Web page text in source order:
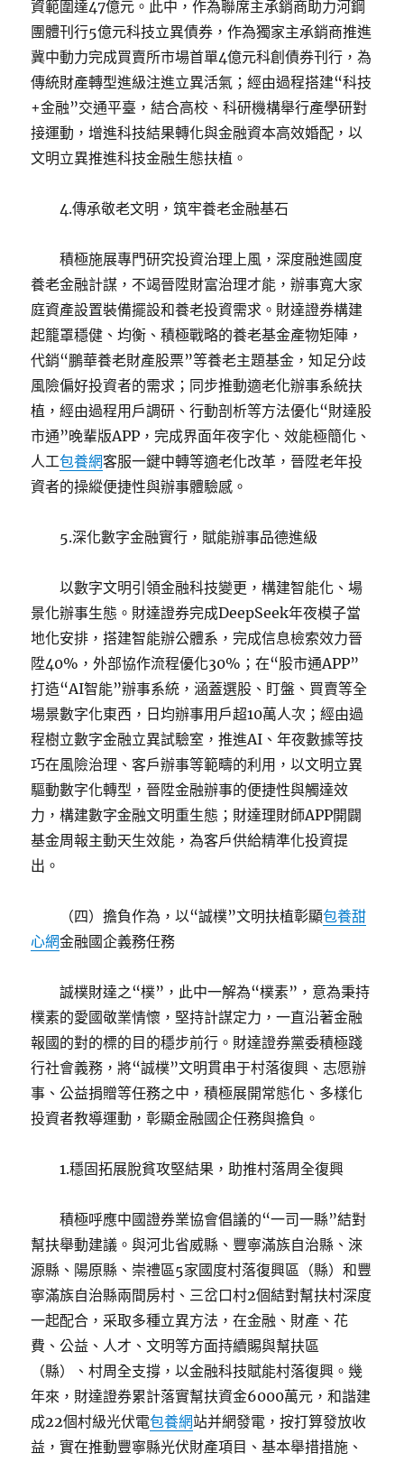
資範圍達47億元。此中，作為聯席主承銷商助力河鋼
團體刊行5億元科技立異債券，作為獨家主承銷商推進
冀中動力完成買賣所市場首單4億元科創債券刊行，為
傳統財產轉型進級注進立異活氣；經由過程搭建“科技
+金融”交通平臺，結合高校、科研機構舉行產學研對
接運動，增進科技結果轉化與金融資本高效婚配，以
文明立異推進科技金融生態扶植。
4.傳承敬老文明，筑牢養老金融基石
積極施展專門研究投資治理上風，深度融進國度
養老金融計謀，不竭晉陞財富治理才能，辦事寬大家
庭資產設置裝備擺設和養老投資需求。財達證券構建
起籠罩穩健、均衡、積極戰略的養老基金產物矩陣，
代銷“鵬華養老財產股票”等養老主題基金，知足分歧
風險偏好投資者的需求；同步推動適老化辦事系統扶
植，經由過程用戶調研、行動剖析等方法優化“財達股
市通”晚輩版APP，完成界面年夜字化、效能極簡化、
人工包養網客服一鍵中轉等適老化改革，晉陞老年投
資者的操縱便捷性與辦事體驗感。
5.深化數字金融實行，賦能辦事品德進級
以數字文明引領金融科技變更，構建智能化、場
景化辦事生態。財達證券完成DeepSeek年夜模子當
地化安排，搭建智能辦公體系，完成信息檢索效力晉
陞40%，外部協作流程優化30%；在“股市通APP”
打造“AI智能”辦事系統，涵蓋選股、盯盤、買賣等全
場景數字化東西，日均辦事用戶超10萬人次；經由過
程樹立數字金融立異試驗室，推進AI、年夜數據等技
巧在風險治理、客戶辦事等範疇的利用，以文明立異
驅動數字化轉型，晉陞金融辦事的便捷性與觸達效
力，構建數字金融文明重生態；財達理財師APP開闢
基金周報主動天生效能，為客戶供給精準化投資提
出。
（四）擔負作為，以“誠樸”文明扶植彰顯包養甜
心網金融國企義務任務
誠樸財達之“樸”，此中一解為“樸素”，意為秉持
樸素的愛國敬業情懷，堅持計謀定力，一直沿著金融
報國的對的標的目的穩步前行。財達證券黨委積極踐
行社會義務，將“誠樸”文明貫串于村落復興、志愿辦
事、公益捐贈等任務之中，積極展開常態化、多樣化
投資者教導運動，彰顯金融國企任務與擔負。
1.穩固拓展脫貧攻堅結果，助推村落周全復興
積極呼應中國證券業協會倡議的“一司一縣”結對
幫扶舉動建議。與河北省威縣、豐寧滿族自治縣、淶
源縣、陽原縣、崇禮區5家國度村落復興區（縣）和豐
寧滿族自治縣兩間房村、三岔口村2個結對幫扶村深度
一起配合，采取多種立異方法，在金融、財產、花
費、公益、人才、文明等方面持續賜與幫扶區
（縣）、村周全支撐，以金融科技賦能村落復興。幾
年來，財達證券累計落實幫扶資金6000萬元，和諧建
成22個村級光伏電包養網站并網發電，按打算發放收
益，實在推動豐寧縣光伏財產項目、基本舉措措施、